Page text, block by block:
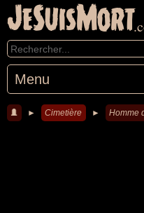
JeSuisMort
Menu
► Cimetière ► Homme